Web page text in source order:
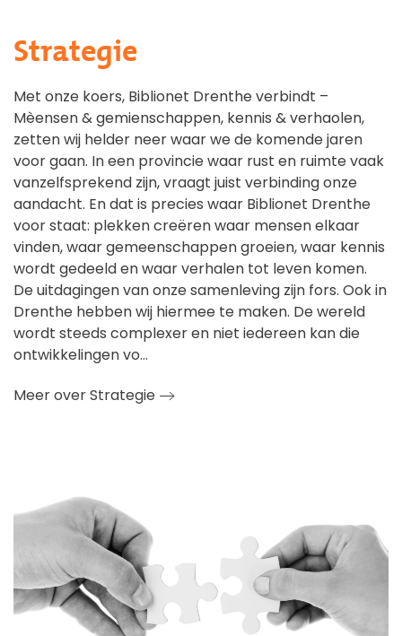
Strategie
Met onze koers, Biblionet Drenthe verbindt –
Mèensen & gemienschappen, kennis & verhaolen,
zetten wij helder neer waar we de komende jaren
voor gaan. In een provincie waar rust en ruimte vaak
vanzelfsprekend zijn, vraagt juist verbinding onze
aandacht. En dat is precies waar Biblionet Drenthe
voor staat: plekken creëren waar mensen elkaar
vinden, waar gemeenschappen groeien, waar kennis
wordt gedeeld en waar verhalen tot leven komen.
De uitdagingen van onze samenleving zijn fors. Ook in
Drenthe hebben wij hiermee te maken. De wereld
wordt steeds complexer en niet iedereen kan die
ontwikkelingen vo…
Meer over Strategie